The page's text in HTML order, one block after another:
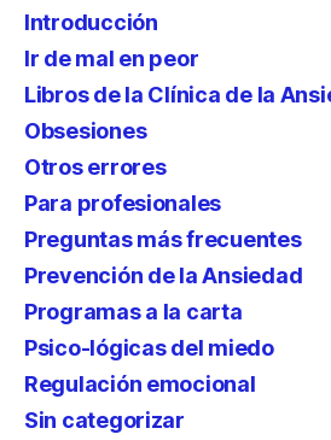
Introducción
Ir de mal en peor
Libros de la Clínica de la
Obsesiones
Otros errores
Para profesionales
Preguntas más frecuentes
Prevención de la Ansiedad
Programas a la carta
Psico-lógicas del miedo
Regulación emocional
Sin categorizar